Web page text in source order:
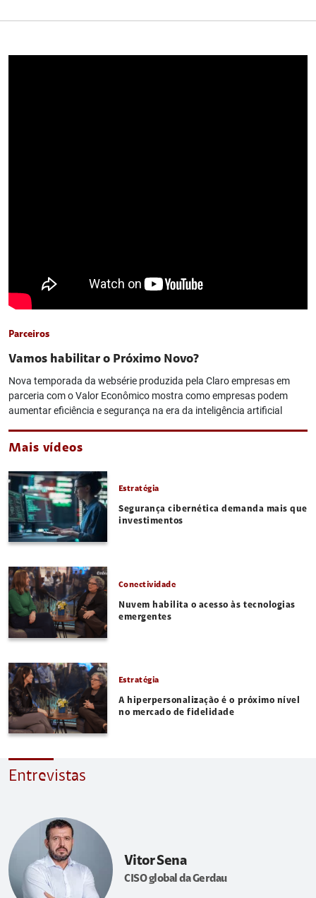
Parceiros
Vamos habilitar o Próximo Novo?
Nova temporada da websérie produzida pela Claro empresas em
parceria com o Valor Econômico mostra como empresas podem
aumentar eficiência e segurança na era da inteligência artificial
Mais vídeos
Estratégia
Segurança cibernética demanda mais que
investimentos
Conectividade
Nuvem habilita o acesso às tecnologias
emergentes
Estratégia
A hiperpersonalização é o próximo nível
no mercado de fidelidade
Entrevistas
Vitor Sena
CISO global da Gerdau